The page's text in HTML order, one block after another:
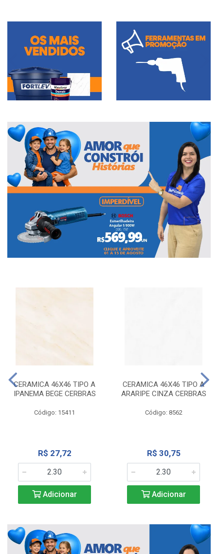
CERAMICA 46X46 TIPO A
IPANEMA BEGE CERBRAS
Código: 15411
R$ 27,72
Adicionar
CERAMICA 46X46 TIPO A
ARARIPE CINZA CERBRAS
Código: 8562
R$ 30,75
Adicionar